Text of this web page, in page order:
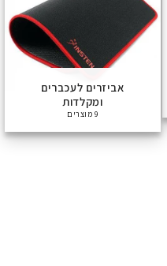
אביזרים לעכברים
ומקלדות
9 מוצרים